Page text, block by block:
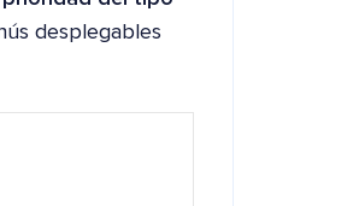
desplegables